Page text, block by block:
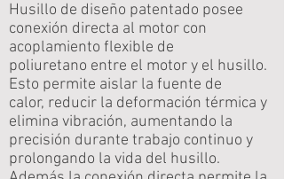
Husillo de diseño patentado posee
conexión directa al motor con
acoplamiento flexible de
poliuretano entre el motor y el husillo.
Esto permite aislar la fuente de
calor, reducir la deformación térmica y
elimina vibración, aumentando la
precisión durante trabajo continuo y
prolongando la vida del husillo.